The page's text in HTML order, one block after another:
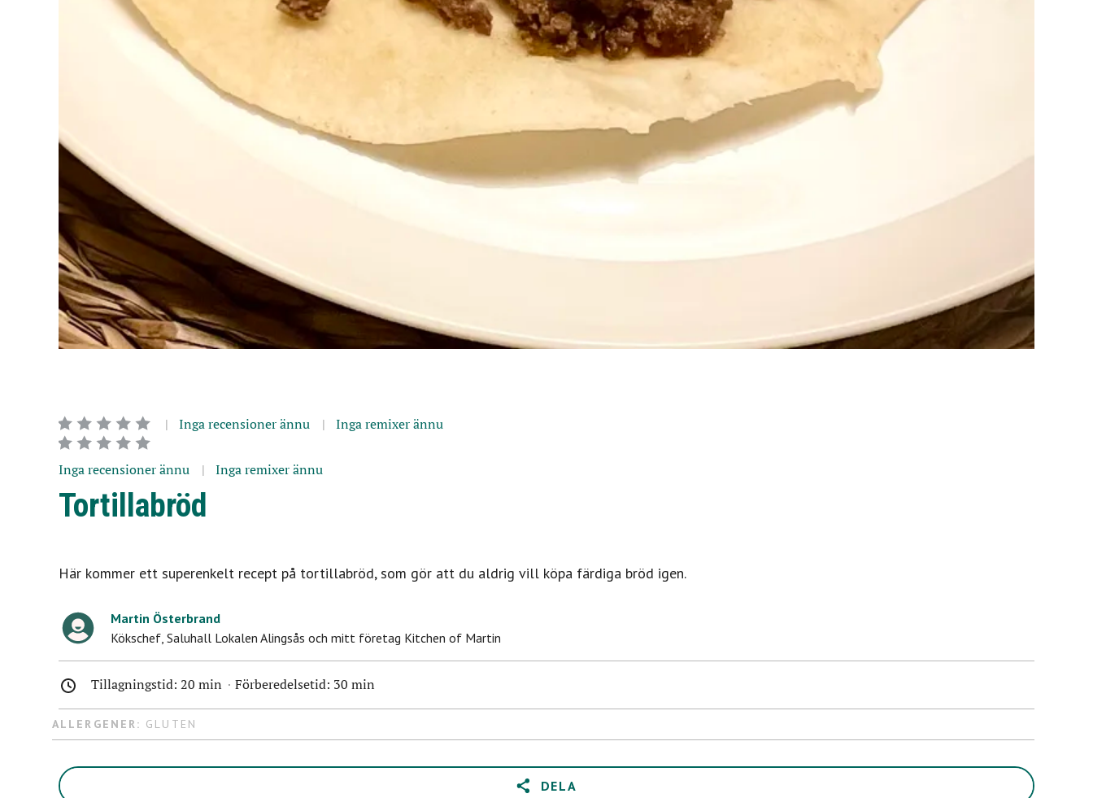
Inga recensioner ännu Inga remixer ännu
Inga recensioner ännu Inga remixer ännu
Tortillabröd
Här kommer ett superenkelt recept på tortillabröd, som gör att du aldrig vill köpa färdiga bröd igen.
Martin Österbrand
Kökschef Saluhall Lokalen Alingsås och mitt företag Kitchen of Martin
Tillagningstid: 20 min Förberedelsetid: 30 min
ALLERGENER: GLUTEN
DELA